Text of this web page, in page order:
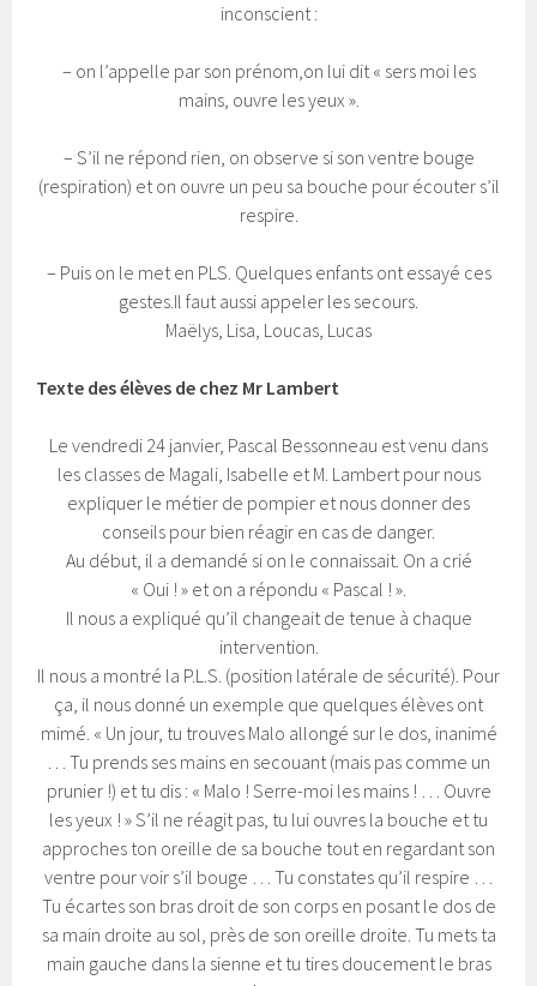
inconscient :
– on l’appelle par son prénom,on lui dit « sers moi les
mains, ouvre les yeux ».
– S’il ne répond rien, on observe si son ventre bouge
(respiration) et on ouvre un peu sa bouche pour écouter s’il
respire.
– Puis on le met en PLS. Quelques enfants ont essayé ces
gestes.Il faut aussi appeler les secours.
Maëlys, Lisa, Loucas, Lucas
Texte des élèves de chez Mr Lambert
Le vendredi 24 janvier, Pascal Bessonneau est venu dans
les classes de Magali, Isabelle et M. Lambert pour nous
expliquer le métier de pompier et nous donner des
conseils pour bien réagir en cas de danger.
Au début, il a demandé si on le connaissait. On a crié
« Oui ! » et on a répondu « Pascal ! ».
Il nous a expliqué qu’il changeait de tenue à chaque
intervention.
Il nous a montré la P.L.S. (position latérale de sécurité). Pour
ça, il nous donné un exemple que quelques élèves ont
mimé. « Un jour, tu trouves Malo allongé sur le dos, inanimé
… Tu prends ses mains en secouant (mais pas comme un
prunier !) et tu dis : « Malo ! Serre-moi les mains ! … Ouvre
les yeux ! » S’il ne réagit pas, tu lui ouvres la bouche et tu
approches ton oreille de sa bouche tout en regardant son
ventre pour voir s’il bouge … Tu constates qu’il respire …
Tu écartes son bras droit de son corps en posant le dos de
sa main droite au sol, près de son oreille droite. Tu mets ta
main gauche dans la sienne et tu tires doucement le bras